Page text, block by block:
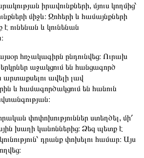
իրավունքների, մյուս կողմից՝
միջև։ Զոհերի և համայնքների
ունենան և կունենան
հռչակագիրն ընդունվեց։ Ուրախ
աջակցում են հանցագործ
ավելի լավ
և համագործակցում են հանուն
փոփոխություններ ստեղծել, մի՛
խաղի կանոններից։ Ձեզ պետք է
դրանք փոխելու համար։ Այս